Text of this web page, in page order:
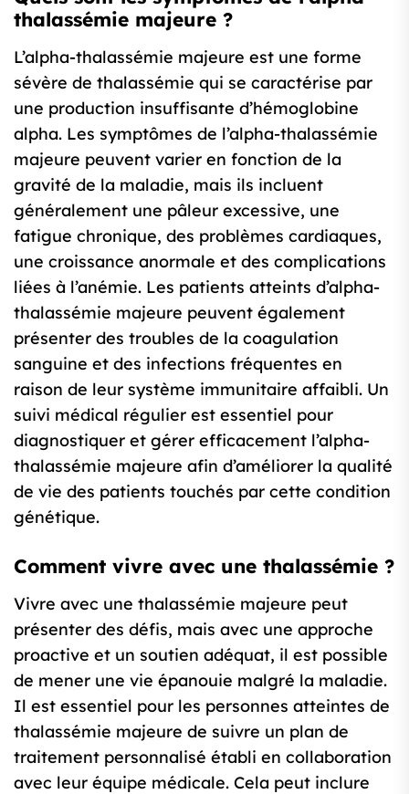
thalassémie majeure ?
L’alpha-thalassémie majeure est une forme
sévère de thalassémie qui se caractérise par
une production insuffisante d’hémoglobine
alpha. Les symptômes de l’alpha-thalassémie
majeure peuvent varier en fonction de la
gravité de la maladie, mais ils incluent
généralement une pâleur excessive, une
fatigue chronique, des problèmes cardiaques,
une croissance anormale et des complications
liées à l’anémie. Les patients atteints d’alpha-
thalassémie majeure peuvent également
présenter des troubles de la coagulation
sanguine et des infections fréquentes en
raison de leur système immunitaire affaibli. Un
suivi médical régulier est essentiel pour
diagnostiquer et gérer efficacement l’alpha-
thalassémie majeure afin d’améliorer la qualité
de vie des patients touchés par cette condition
génétique.
Comment vivre avec une thalassémie ?
Vivre avec une thalassémie majeure peut
présenter des défis, mais avec une approche
proactive et un soutien adéquat, il est possible
de mener une vie épanouie malgré la maladie.
Il est essentiel pour les personnes atteintes de
thalassémie majeure de suivre un plan de
traitement personnalisé établi en collaboration
avec leur équipe médicale. Cela peut inclure